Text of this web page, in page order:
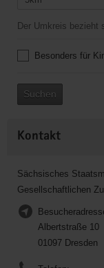
Der Umkreis bezieht
Besonders für
Suchen
Kontakt
Sächsisches
Gesellschaftlichen
Albertstraße 10
01097 Dresden